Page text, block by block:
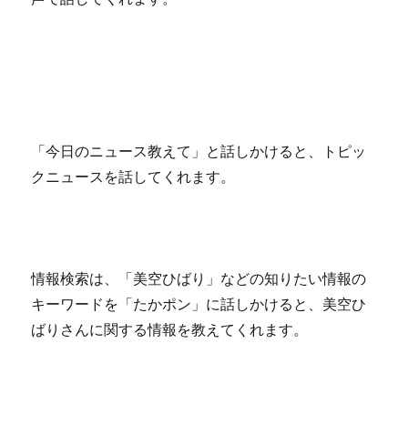
「今日のニュース教えて」と話しかけると、トピッ
クニュースを話してくれます。
情報検索は、「美空ひばり」などの知りたい情報の
キーワードを「たかポン」に話しかけると、美空ひ
ばりさんに関する情報を教えてくれます。